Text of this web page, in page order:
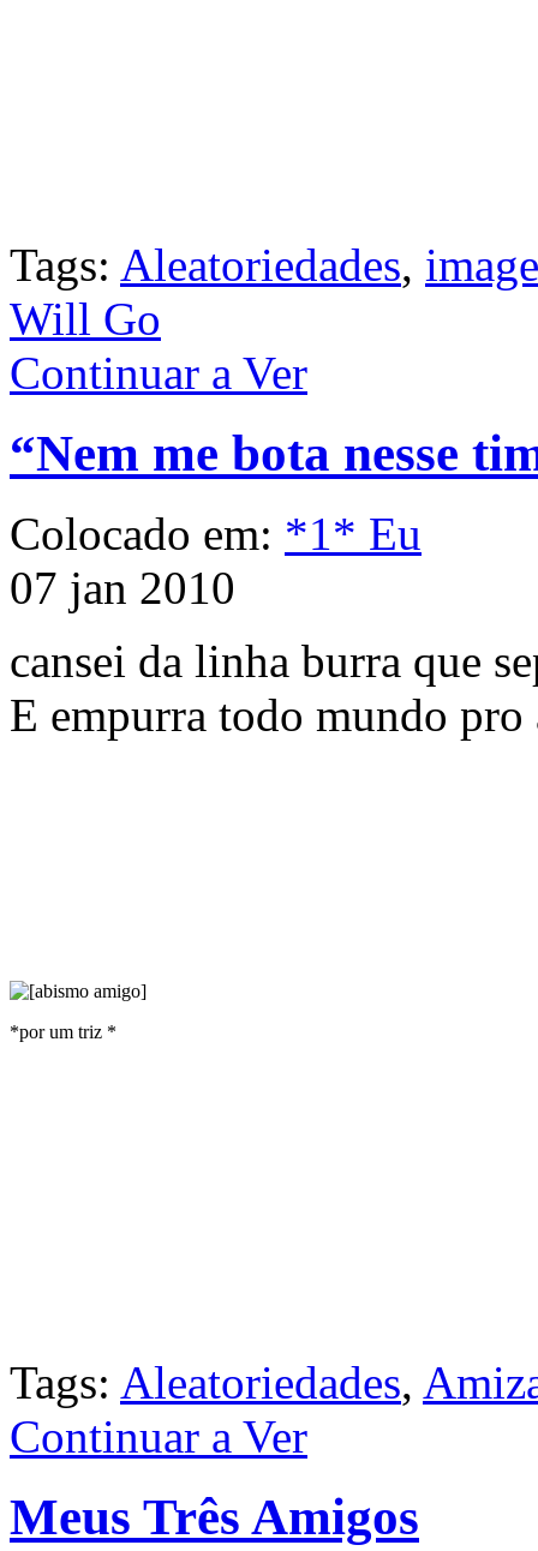
Tags: Aleatoriedades,
Will Go
Continuar a Ver
“Nem me bota nesse
Colocado em: *1* Eu
07 jan 2010
cansei da linha burra que
E empurra todo mundo pro
*por um triz *
Tags: Aleatoriedades,
Continuar a Ver
Meus Três Amigos